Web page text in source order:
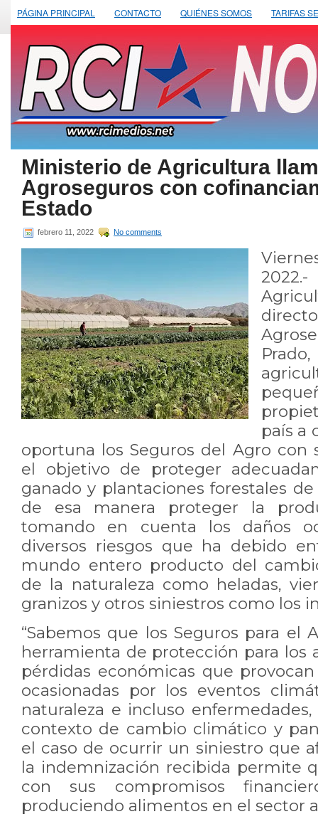
PÁGINA PRINCIPAL CONTACTO QUIÉNES SOMOS TARIFAS
Ministerio de Agricultura
Agroseguros con
Estado
febrero 11, 2022 No comments
país a
oportuna los Seguros del Agro con
el objetivo de proteger
ganado y plantaciones forestales
de esa manera proteger la
tomando en cuenta los daños
diversos riesgos que ha debido
mundo entero producto del
de la naturaleza como heladas,
granizos y otros siniestros como los
“Sabemos que los Seguros para el
herramienta de protección para los
pérdidas económicas que
ocasionadas por los eventos
naturaleza e incluso
contexto de cambio climático y
el caso de ocurrir un siniestro que
la indemnización recibida permite
con sus compromisos
produciendo alimentos en el sector